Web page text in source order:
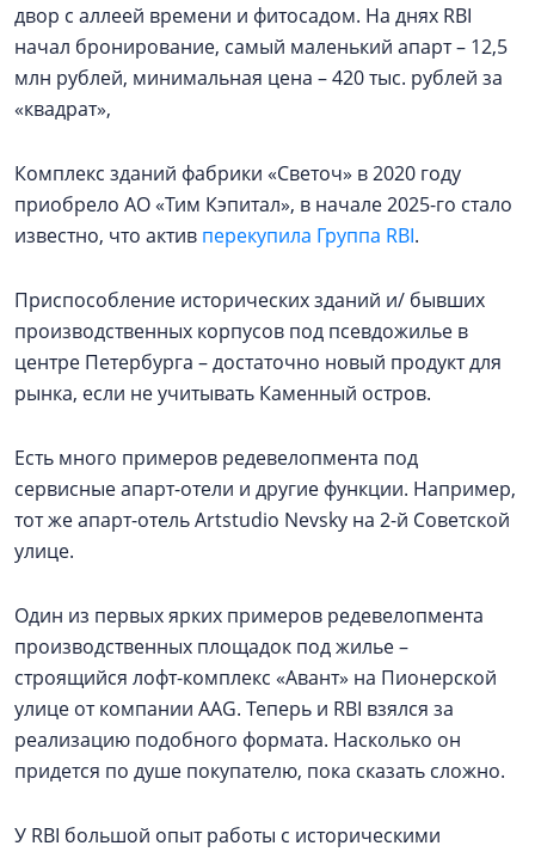
двор с аллеей времени и фитосадом. На днях RBI
начал бронирование, самый маленький апарт – 12,5
млн рублей, минимальная цена – 420 тыс. рублей за
«квадрат»,
Комплекс зданий фабрики «Светоч» в 2020 году
приобрело АО «Тим Кэпитал», в начале 2025-го стало
известно, что актив перекупила Группа RBI.
Приспособление исторических зданий и/ бывших
производственных корпусов под псевдожилье в
центре Петербурга – достаточно новый продукт для
рынка, если не учитывать Каменный остров.
Есть много примеров редевелопмента под
сервисные апарт-отели и другие функции. Например,
тот же апарт-отель Artstudio Nevsky на 2-й Советской
улице.
Один из первых ярких примеров редевелопмента
производственных площадок под жилье –
строящийся лофт-комплекс «Авант» на Пионерской
улице от компании AAG. Теперь и RBI взялся за
реализацию подобного формата. Насколько он
придется по душе покупателю, пока сказать сложно.
У RBI большой опыт работы с историческими